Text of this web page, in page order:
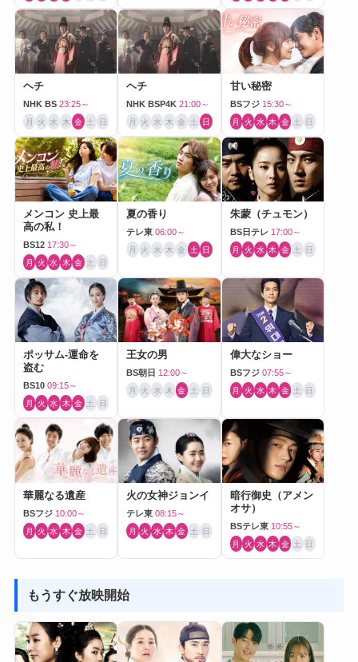
ヘチ
NHK BS 23:25～
月 火 水 木 金 土 日
ヘチ
NHK BSP4K 21:00～
月 火 水 木 金 土 日
甘い秘密
BSフジ 15:30～
月 火 水 木 金 土 日
メンコン 史上最
高の私！
BS12 17:30～
月 火 水 木 金 土 日
夏の香り
テレ東 06:00～
月 火 水 木 金 土 日
朱蒙（チュモン）
BS日テレ 17:00～
月 火 水 木 金 土 日
ポッサム-運命を
盗む
BS10 09:15～
月 火 水 木 金 土 日
王女の男
BS朝日 12:00～
月 火 水 木 金 土 日
偉大なショー
BSフジ 07:55～
月 火 水 木 金 土 日
華麗なる遺産
BSフジ 10:00～
月 火 水 木 金 土 日
火の女神ジョンイ
テレ東 08:15～
月 火 水 木 金 土 日
暗行御史（アメン
オサ）
BSテレ東 10:55～
月 火 水 木 金 土 日
もうすぐ放映開始